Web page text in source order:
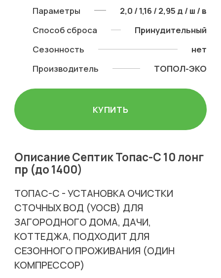
Параметры
2,0 / 1,16 / 2,95 д / ш / в
Способ сброса
Принудительный
Сезонность
нет
Производитель
ТОПОЛ-ЭКО
КУПИТЬ
Описание Септик Топас-С 10 лонг
пр (до 1400)
ТОПАС-С - УСТАНОВКА ОЧИСТКИ
СТОЧНЫХ ВОД (УОСВ) ДЛЯ
ЗАГОРОДНОГО ДОМА, ДАЧИ,
КОТТЕДЖА, ПОДХОДИТ ДЛЯ
СЕЗОННОГО ПРОЖИВАНИЯ (ОДИН
КОМПРЕССОР)